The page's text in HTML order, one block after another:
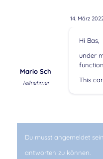
14. März
Mario Sch
Teilnehmer
Hi Bas,
under
This
Du musst angemeldet
antworten zu können.